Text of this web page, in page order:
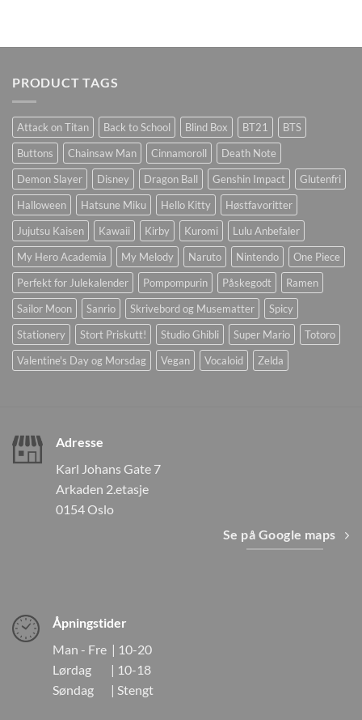
PRODUCT TAGS
Attack on Titan Back to School Blind Box BT21
BTS
Buttons
Chainsaw Man Cinnamoroll
Death Note
Demon Slayer
Disney Dragon Ball Genshin Impact
Glutenfri
Halloween
Hatsune Miku Hello Kitty
Høstfavoritter
Jujutsu Kaisen
Kawaii Kirby Kuromi
Lulu Anbefaler
My Hero Academia
My Melody Naruto Nintendo
One Piece
Perfekt for Julekalender
Pompompurin Påskegodt
Ramen
Sailor Moon
Sanrio Skrivebord og Musematter
Spicy
Stationery
Stort Priskutt! Studio Ghibli Super Mario
Totoro
Valentine's Day og Morsdag
Vegan Vocaloid Zelda
Adresse
Karl Johans Gate 7
Arkaden 2.etasje
0154 Oslo
Se på Google maps
Åpningstider
Man - Fre | 10-20
Lørdag | 10-18
Søndag | Stengt